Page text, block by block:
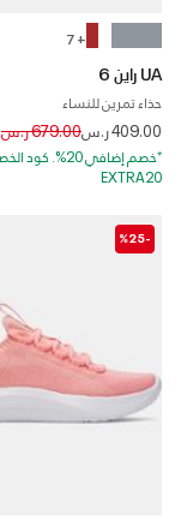
+ 7
UA راين 6
حذاء تمرين للنساء
409.00 ر.س from
679.00 ر.س
*خصم إضافي 20%. كود
EXTRA20
-%25